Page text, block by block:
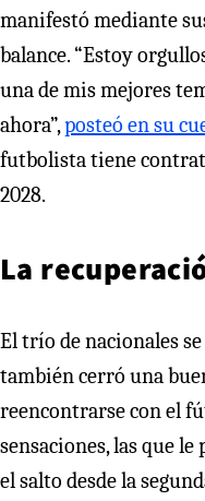
manifestó mediante
balance. “Estoy
una de mis mejores
ahora”,posteó en su
futbolista tiene
2028.
La
El trío de nacionales
también cerró una
reencontrarse con el
sensaciones, las que
el salto desde la